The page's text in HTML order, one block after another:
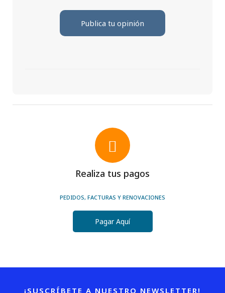
Publica tu opinión
Realiza tus pagos
PEDIDOS, FACTURAS Y RENOVACIONES
Pagar Aquí
¡SUSCRÍBETE A NUESTRO NEWSLETTER!